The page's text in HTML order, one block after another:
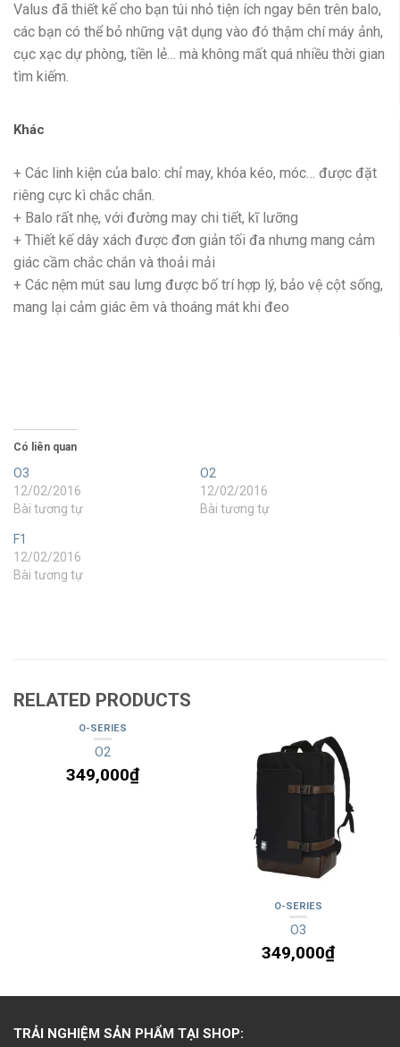
Valus đã thiết kế cho bạn túi nhỏ tiện ích ngay bên trên balo,
các bạn có thể bỏ những vật dụng vào đó thậm chí máy ảnh,
cục xạc dự phòng, tiền lẻ… mà không mất quá nhiều thời gian
tìm kiếm.
Khác
+ Các linh kiện của balo: chỉ may, khóa kéo, móc… được đặt
riêng cực kì chắc chắn.
+ Balo rất nhẹ, với đường may chi tiết, kĩ lưỡng
+ Thiết kế dây xách được đơn giản tối đa nhưng mang cảm
giác cầm chắc chắn và thoải mải
+ Các nệm mút sau lưng được bố trí hợp lý, bảo vệ cột sống,
mang lại cảm giác êm và thoáng mát khi đeo
Có liên quan
O3
12/02/2016
Bài tương tự
O2
12/02/2016
Bài tương tự
F1
12/02/2016
Bài tương tự
RELATED PRODUCTS
O-SERIES
O2
349,000₫
O-SERIES
O3
349,000₫
TRẢI NGHIỆM SẢN PHẨM TẠI SHOP: